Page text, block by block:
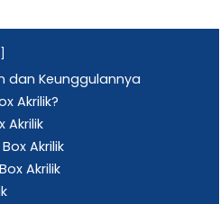
dan Keunggulannya
Akrilik?
Akrilik
Akrilik
Akrilik